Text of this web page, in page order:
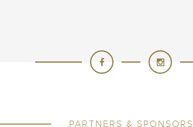
PARTNERS & SPONSORS